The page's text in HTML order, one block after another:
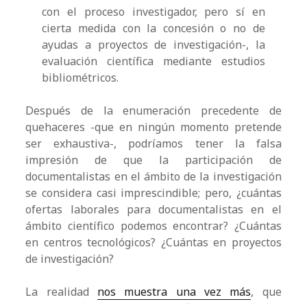
con el proceso investigador, pero sí en
cierta medida con la concesión o no de
ayudas a proyectos de investigación-, la
evaluación científica mediante estudios
bibliométricos.
Después de la enumeración precedente de
quehaceres -que en ningún momento pretende
ser exhaustiva-, podríamos tener la falsa
impresión de que la participación de
documentalistas en el ámbito de la investigación
se considera casi imprescindible; pero, ¿cuántas
ofertas laborales para documentalistas en el
ámbito científico podemos encontrar? ¿Cuántas
en centros tecnológicos? ¿Cuántas en proyectos
de investigación?
La realidad nos muestra una vez más, que